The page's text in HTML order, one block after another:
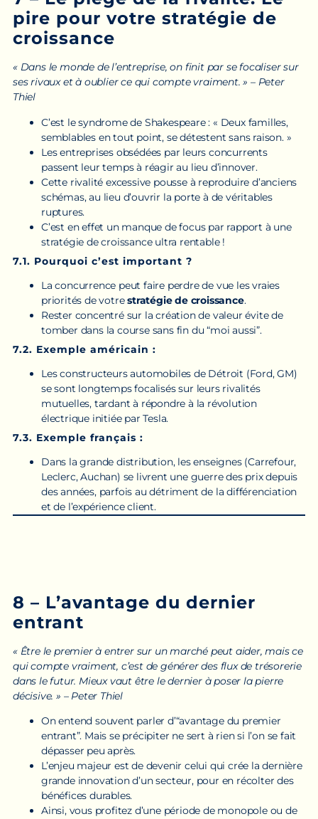
pire pour votre stratégie de
croissance
« Dans le monde de l’entreprise, on finit par se focaliser sur
ses rivaux et à oublier ce qui compte vraiment. » – Peter
Thiel
C’est le syndrome de Shakespeare : « Deux familles,
semblables en tout point, se détestent sans raison. »
Les entreprises obsédées par leurs concurrents
passent leur temps à réagir au lieu d’innover.
Cette rivalité excessive pousse à reproduire d’anciens
schémas, au lieu d’ouvrir la porte à de véritables
ruptures.
C’est en effet un manque de focus par rapport à une
stratégie de croissance ultra rentable !
7.1. Pourquoi c’est important ?
La concurrence peut faire perdre de vue les vraies
priorités de votrestratégie de croissance.
Rester concentré sur la création de valeur évite de
tomber dans la course sans fin du “moi aussi”.
7.2. Exemple américain :
Les constructeurs automobiles de Détroit (Ford, GM)
se sont longtemps focalisés sur leurs rivalités
mutuelles, tardant à répondre à la révolution
électrique initiée par Tesla.
7.3. Exemple français :
Dans la grande distribution, les enseignes (Carrefour,
Leclerc, Auchan) se livrent une guerre des prix depuis
des années, parfois au détriment de la différenciation
et de l’expérience client.
8 – L’avantage du dernier
entrant
« Être le premier à entrer sur un marché peut aider, mais ce
qui compte vraiment, c’est de générer des flux de trésorerie
dans le futur. Mieux vaut être le dernier à poser la pierre
décisive. » – Peter Thiel
On entend souvent parler d’“avantage du premier
entrant”. Mais se précipiter ne sert à rien si l’on se fait
dépasser peu après.
L’enjeu majeur est de devenir celui qui crée la dernière
grande innovation d’un secteur, pour en récolter des
bénéfices durables.
Ainsi, vous profitez d’une période de monopole ou de